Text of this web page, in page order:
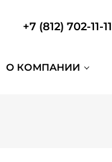
+7 (812) 702-11-11
О КОМПАНИИ